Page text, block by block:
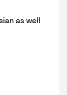
as well